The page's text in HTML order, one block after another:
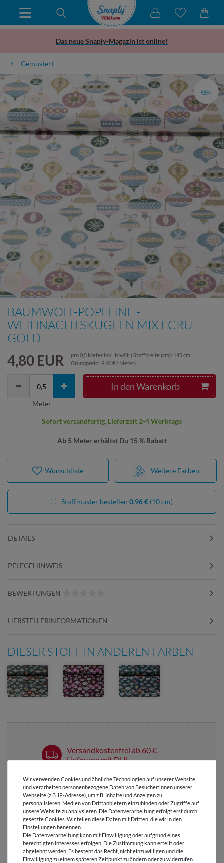
Das neue Snaply-Magazin ist online!
Gemustert
BAUMWOLL-POPELINE -
WEIHNACHTSKUGELN MIX ECRU
GOLD
4,80 EUR pro0,5 Meter inkl. MwSt. ( Stoffbreite (cm): 145 cm |
Grundpreis: 9,60 € / Meter)
Ab 5 Meter erhältst Du 15 % Rabatt
In den Warenkorb
Meter
Sofort versandfertig, Lieferzeit 2-4 Werktage
Weitere Farben
Wunschliste
Stoffmuster bestellen 0,96 € (10 cm)
DETAILS
PFLEGEHINWEIS
BEWERTUNGEN
HERSTELLERINFORMATIONEN
DIESER STOFF IN ANDEREN FARBEN
Versandkostenfrei ab 60 € -
Lieferung mit DHL
E-Mail Kundenservice
Antwort in 24h
Über 98% positive
Bewertungen
Über 110 Gratis
Schnittmuster für Dich
Wir verwenden Cookies und ähnliche Technologien auf unserer Website
und verarbeiten personenbezogene Daten von Besucher:innen unserer
Webseite (z.B. IP-Adresse), um z.B. Inhalte und Anzeigen zu
personalisieren, Medien von Drittanbietern einzubinden oder Zugriffe auf
unsere Website zu analysieren. Die Datenverarbeitung erfolgt erst durch
gesetzte Cookies. Wir teilen diese Daten mit Dritten, die wir in den
Einstellungen benennen.
Die Datenverarbeitung kann mit Einwilligung oder aufgrund eines
berechtigten Interesses erfolgen. Die Zustimmung kann erteilt oder
abgelehnt werden. Es besteht das Recht, nicht einzuwilligen und die
Einwilligung zu einem späteren Zeitpunkt zu ändern oder zu widerrufen.